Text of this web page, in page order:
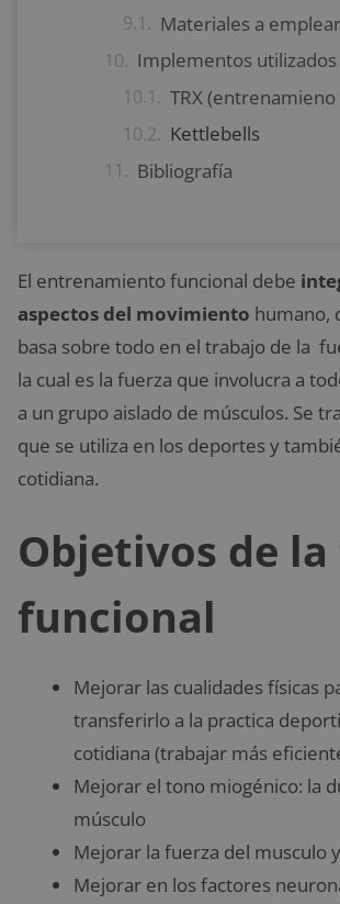
Materiales a emplear
Kettlebells
Bibliografía
El entrenamiento funcional debe
aspectos del movimiento humano,
basa sobre todo en el trabajo de la
la cual es la fuerza que involucra a
a un grupo aislado de músculos. Se
que se utiliza en los deportes y
cotidiana.
Objetivos de
funcional
Mejorar las cualidades físicas
transferirlo a la practica
cotidiana (trabajar más
Mejorar el tono miogénico: la
músculo
Mejorar la fuerza del musculo
Mejorar en los factores